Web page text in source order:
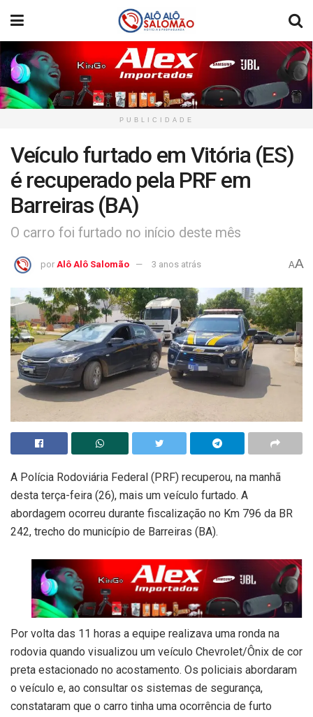
PUBLICIDADE
Veículo furtado em Vitória (ES)
é recuperado pela PRF em
Barreiras (BA)
O carro foi furtado no início deste mês
por Alô Alô Salomão 3 anos atrás AA
A Polícia Rodoviária Federal (PRF) recuperou, na manhã
desta terça-feira (26), mais um veículo furtado. A
abordagem ocorreu durante fiscalização no Km 796 da BR
242, trecho do município de Barreiras (BA).
Por volta das 11 horas a equipe realizava uma ronda na
rodovia quando visualizou um veículo Chevrolet/Ônix de cor
preta estacionado no acostamento. Os policiais abordaram
o veículo e, ao consultar os sistemas de segurança,
constataram que o carro tinha uma ocorrência de furto